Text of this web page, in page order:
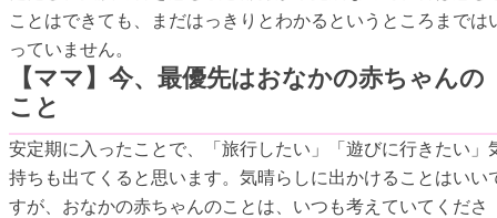
ことはできても、まだはっきりとわかるというところまでは
っていません。
【ママ】今、最優先はおなかの赤ちゃんの
こと
安定期に入ったことで、「旅行したい」「遊びに行きたい」
持ちも出てくると思います。気晴らしに出かけることはいい
すが、おなかの赤ちゃんのことは、いつも考えていてくださ